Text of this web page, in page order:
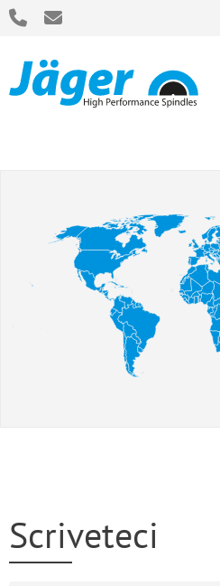
Scriveteci